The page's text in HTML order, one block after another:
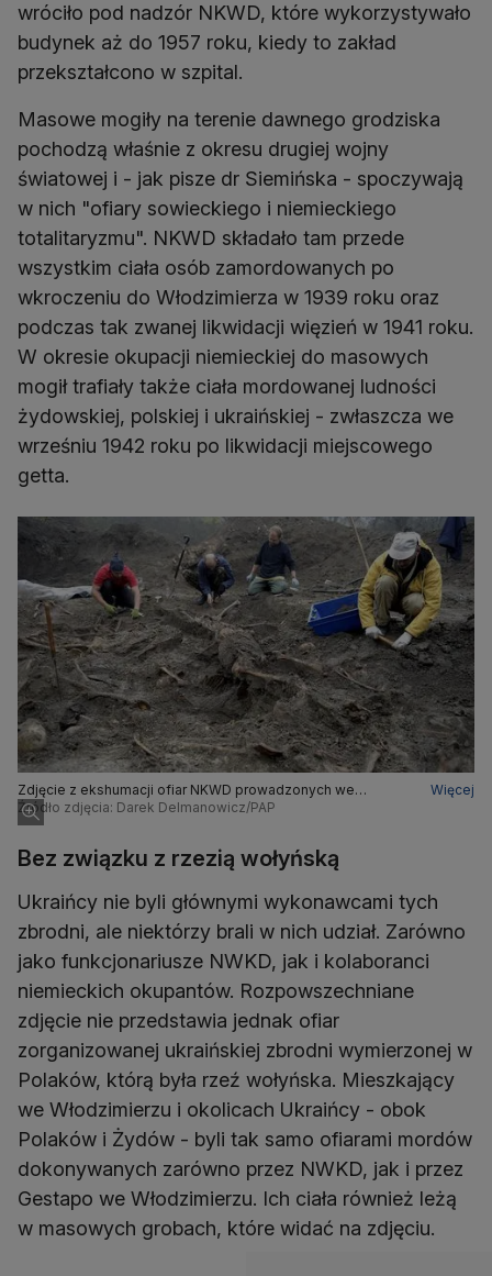
wróciło pod nadzór NKWD, które wykorzystywało
budynek aż do 1957 roku, kiedy to zakład
przekształcono w szpital.
Masowe mogiły na terenie dawnego grodziska
pochodzą właśnie z okresu drugiej wojny
światowej i - jak pisze dr Siemińska - spoczywają
w nich "ofiary sowieckiego i niemieckiego
totalitaryzmu". NKWD składało tam przede
wszystkim ciała osób zamordowanych po
wkroczeniu do Włodzimierza w 1939 roku oraz
podczas tak zwanej likwidacji więzień w 1941 roku.
W okresie okupacji niemieckiej do masowych
mogił trafiały także ciała mordowanej ludności
żydowskiej, polskiej i ukraińskiej - zwłaszcza we
wrześniu 1942 roku po likwidacji miejscowego
getta.
Zdjęcie z ekshumacji ofiar NKWD prowadzonych we
Włodzimierzu z 2013 roku
Więcej
Źródło zdjęcia: Darek Delmanowicz/PAP
Bez związku z rzezią wołyńską
Ukraińcy nie byli głównymi wykonawcami tych
zbrodni, ale niektórzy brali w nich udział. Zarówno
jako funkcjonariusze NWKD, jak i kolaboranci
niemieckich okupantów. Rozpowszechniane
zdjęcie nie przedstawia jednak ofiar
zorganizowanej ukraińskiej zbrodni wymierzonej w
Polaków, którą była rzeź wołyńska. Mieszkający
we Włodzimierzu i okolicach Ukraińcy - obok
Polaków i Żydów - byli tak samo ofiarami mordów
dokonywanych zarówno przez NWKD, jak i przez
Gestapo we Włodzimierzu. Ich ciała również leżą
w masowych grobach, które widać na zdjęciu.